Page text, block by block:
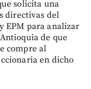
solicita una
directivas del
EPM para analizar
de que
compre al
en dicho